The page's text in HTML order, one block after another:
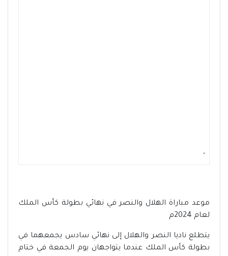
-
موعد مباراة الهلال والنصر في نهائي بطولة كأس الملك
لعام 2024م
يتطلع ناديا النصر والهلال إلى نهائي سادس يجمعهما في
بطولة كأس الملك عندما يتواجهان يوم الجمعة في ختام